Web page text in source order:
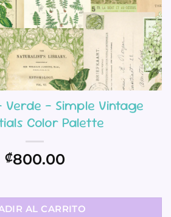
Verde – Simple Vintage
Color Palette
₡800.00
Simple Vintage Essentials Color
AL CARRITO